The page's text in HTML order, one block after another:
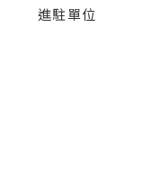
進駐單位